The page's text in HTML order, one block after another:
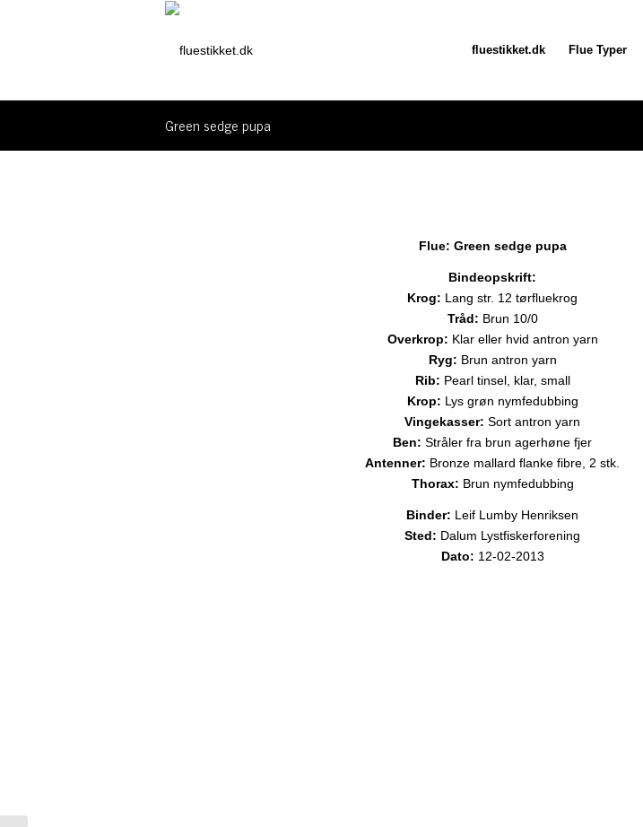
fluestikket.dk Flue Typer
Green sedge pupa
Flue: Green sedge pupa
Bindeopskrift:
Krog: Lang str. 12 tørfluekrog
Tråd: Brun 10/0
Overkrop: Klar eller hvid antron yarn
Ryg: Brun antron yarn
Rib: Pearl tinsel, klar, small
Krop: Lys grøn nymfedubbing
Vingekasser: Sort antron yarn
Ben: Stråler fra brun agerhøne fjer
Antenner: Bronze mallard flanke fibre, 2 stk.
Thorax: Brun nymfedubbing
Binder: Leif Lumby Henriksen
Sted: Dalum Lystfiskerforening
Dato: 12-02-2013